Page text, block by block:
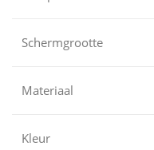
Schermgrootte
Materiaal
Kleur